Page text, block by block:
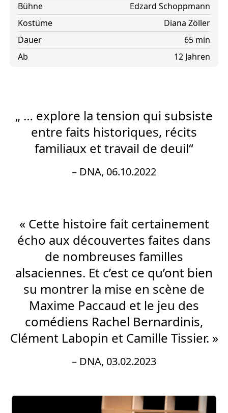
Bühne
Edzard Schoppmann
Kostüme
Diana Zöller
Dauer
65 min
Ab
12 Jahren
„ … explore la tension qui subsiste
entre faits historiques, récits
familiaux et travail de deuil“
– DNA, 06.10.2022
« Cette histoire fait certainement
écho aux découvertes faites dans
de nombreuses familles
alsaciennes. Et c’est ce qu’ont bien
su montrer la mise en scène de
Maxime Paccaud et le jeu des
comédiens Rachel Bernardinis,
Clément Labopin et Camille Tissier. »
– DNA, 03.02.2023